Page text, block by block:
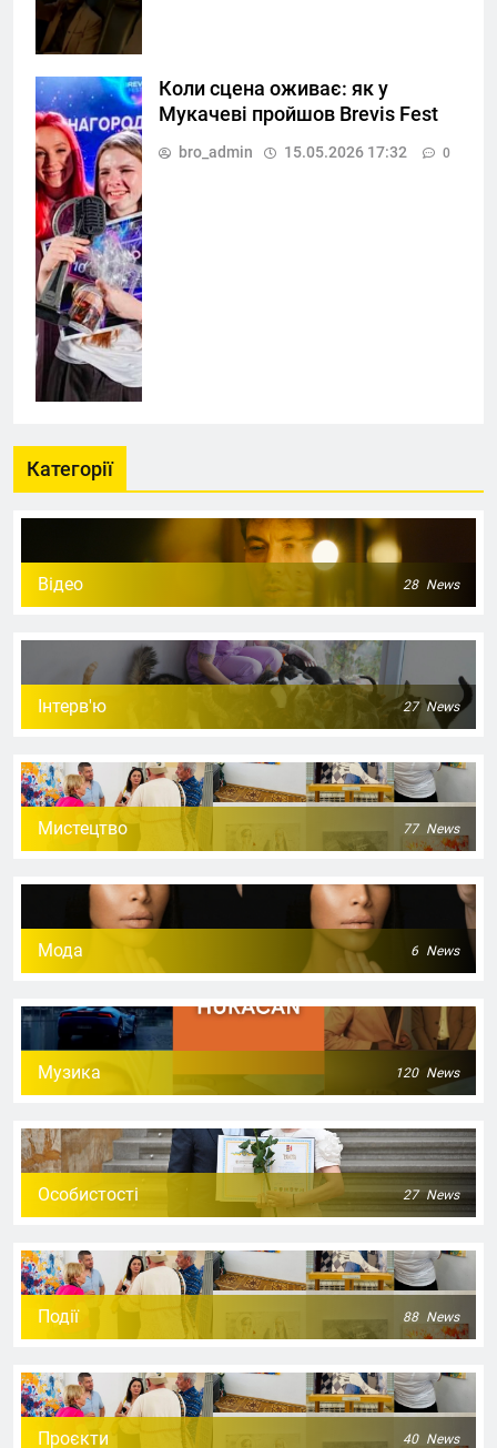
Коли сцена оживає: як у
Мукачеві пройшов Brevis Fest
bro_admin 15.05.2026 17:32 0
Категорії
Відео 28 News
Інтерв'ю 27 News
Мистецтво 77 News
Мода 6 News
Музика 120 News
Особистості 27 News
Події 88 News
Проєкти 40 News